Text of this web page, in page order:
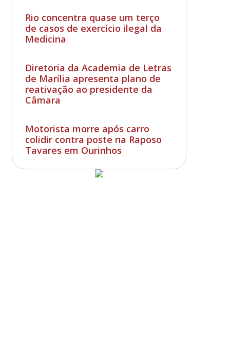
Rio concentra quase um terço
de casos de exercício ilegal da
Medicina
Diretoria da Academia de Letras
de Marília apresenta plano de
reativação ao presidente da
Câmara
Motorista morre após carro
colidir contra poste na Raposo
Tavares em Ourinhos